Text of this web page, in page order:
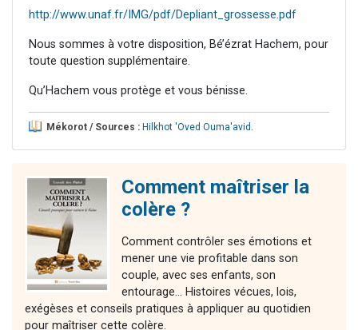
http://www.unaf.fr/IMG/pdf/Depliant_grossesse.pdf
Nous sommes à votre disposition, Bé’ézrat Hachem, pour
toute question supplémentaire.
Qu’Hachem vous protège et vous bénisse.
Mékorot / Sources : Hilkhot 'Oved Ouma'avid .
Comment maîtriser la
colère ?
Comment contrôler ses émotions et
mener une vie profitable dans son
couple, avec ses enfants, son
entourage... Histoires vécues, lois,
exégèses et conseils pratiques à appliquer au quotidien
pour maîtriser cette colère.